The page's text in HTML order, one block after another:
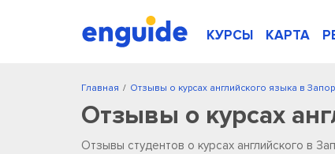
КУРСЫ КАРТА
/
Главная Отзывы о курсах английского языка в
Отзывы о курсах
Отзывы студентов о курсах английского в